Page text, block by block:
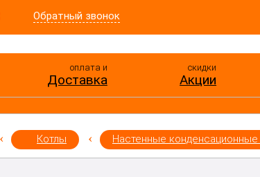
Обратный звонок
оплата и
Доставка
скидки
Акции
Котлы Настенные конденсационные